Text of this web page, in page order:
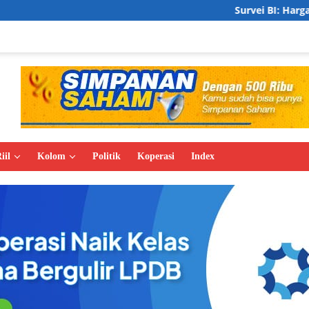
Survei BI: Harga Properti
Kolom Politik Koperasi Index